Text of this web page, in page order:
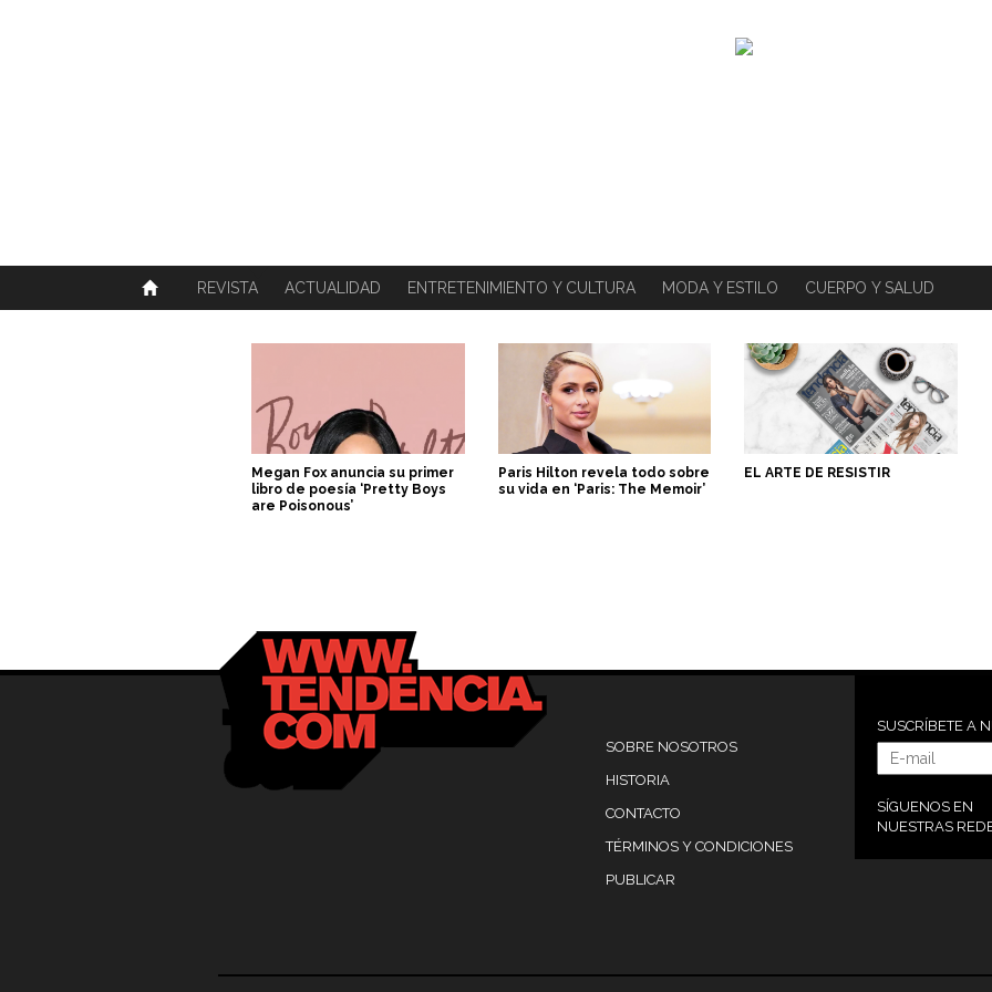
REVISTA ACTUALIDAD ENTRETENIMIENTO Y CULTURA MODA Y ESTILO CUERPO Y SALUD
Megan Fox anuncia su primer
libro de poesía ‘Pretty Boys
are Poisonous’
Paris Hilton revela todo sobre
su vida en ‘Paris: The Memoir’
EL ARTE DE RESISTIR
SOBRE NOSOTROS
HISTORIA
CONTACTO
TÉRMINOS Y CONDICIONES
PUBLICAR
SUSCRÍBETE A
SÍGUENOS EN
NUESTRAS